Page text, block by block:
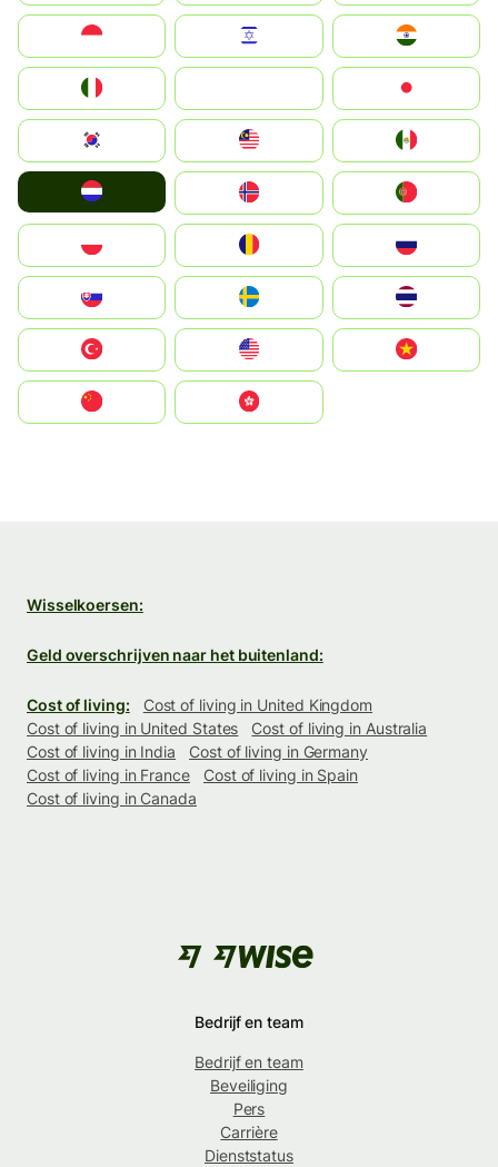
South Korea
United States
中國香港特別行政區
Wisselkoersen:
Geld overschrijven naar het buitenland:
Cost of living:
Cost of living in United Kingdom
Cost of living in United States
Cost of living in Australia
Cost of living in India
Cost of living in Germany
Cost of living in France
Cost of living in Spain
Cost of living in Canada
Bedrijf en team
Bedrijf en team
Beveiliging
Pers
Carrière
Dienststatus